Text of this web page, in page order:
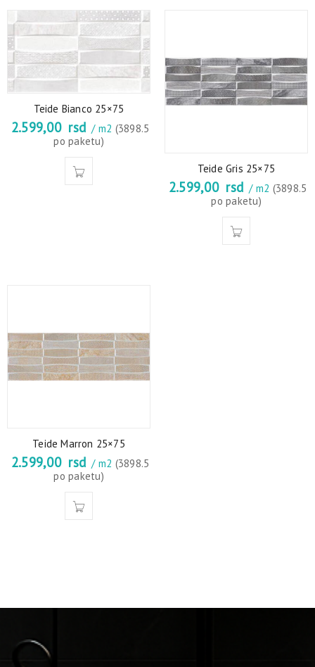
Teide Bianco 25×75
2.599,00 rsd / m2 (3898.5
po paketu)
Teide Gris 25×75
2.599,00 rsd / m2 (3898.5
po paketu)
Teide Marron 25×75
2.599,00 rsd / m2 (3898.5
po paketu)